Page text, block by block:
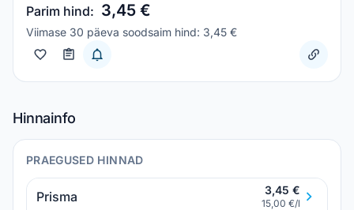
Parim hind: 3,45 €
Viimase 30 päeva soodsaim hind: 3,45 €
Hinnainfo
PRAEGUSED HINNAD
Prisma 3,45 €
15,00 €/l